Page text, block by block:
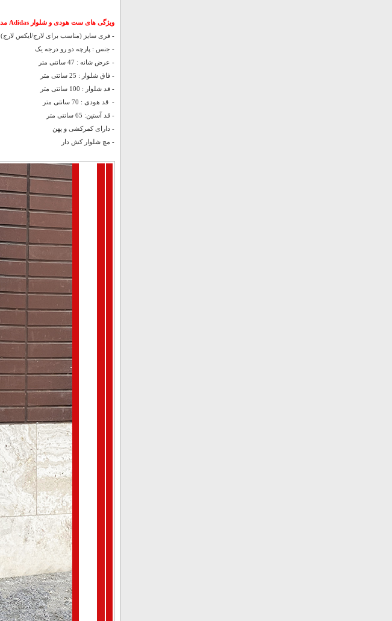
ویژگی های ست هودی و شلوار Adidas مدل Arena:
- فری سایز (مناسب برای لارج/ایکس لارج)
- جنس : پارچه دو رو درجه یک
- عرض شانه : 47 سانتی متر
- فاق شلوار : 25 سانتی متر
- قد شلوار : 100 سانتی متر
- قد هودی : 70 سانتی متر
- قد آستین: 65 سانتی متر
- دارای کمرکشی و پهن
- مچ شلوار کش دار